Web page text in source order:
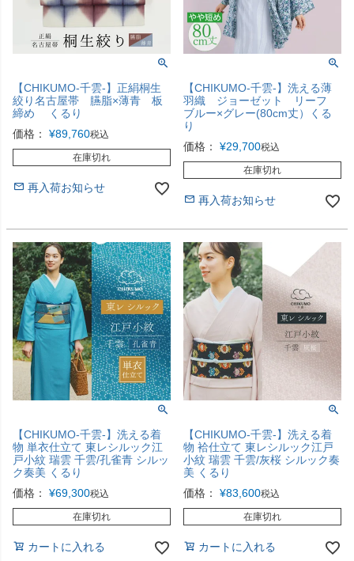
【CHIKUMO-千雲-】正絹桐生
絞り名古屋帯 臙脂×薄青 板
締め くるり
価格：
¥89,760税込
在庫切れ
再入荷お知らせ
【CHIKUMO-千雲-】洗える薄
羽織 ジョーゼット リーフ
ブルー×グレー(80cm丈）くる
り
価格：
¥29,700税込
在庫切れ
再入荷お知らせ
【CHIKUMO-千雲-】洗える着
物 単衣仕立て 東レシルック江
戸小紋 瑞雲 千雲/孔雀青 シルッ
ク奏美 くるり
価格：
¥69,300税込
在庫切れ
カートに入れる
【CHIKUMO-千雲-】洗える着
物 袷仕立て 東レシルック江戸
小紋 瑞雲 千雲/灰桜 シルック奏
美 くるり
価格：
¥83,600税込
在庫切れ
カートに入れる